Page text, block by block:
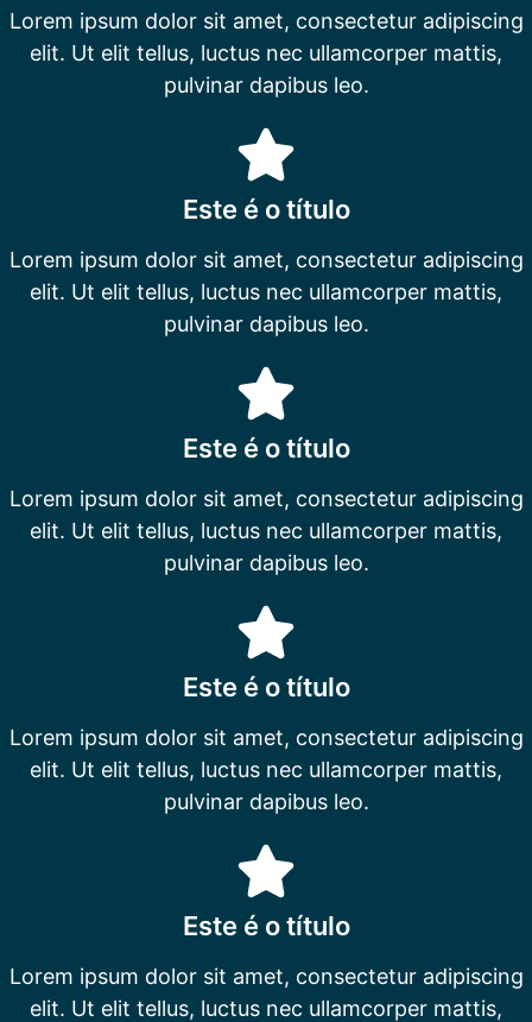
Lorem ipsum dolor sit amet, consectetur adipiscing
elit. Ut elit tellus, luctus nec ullamcorper mattis,
pulvinar dapibus leo.
Este é o título
Lorem ipsum dolor sit amet, consectetur adipiscing
elit. Ut elit tellus, luctus nec ullamcorper mattis,
pulvinar dapibus leo.
Este é o título
Lorem ipsum dolor sit amet, consectetur adipiscing
elit. Ut elit tellus, luctus nec ullamcorper mattis,
pulvinar dapibus leo.
Este é o título
Lorem ipsum dolor sit amet, consectetur adipiscing
elit. Ut elit tellus, luctus nec ullamcorper mattis,
pulvinar dapibus leo.
Este é o título
Lorem ipsum dolor sit amet, consectetur adipiscing
elit. Ut elit tellus, luctus nec ullamcorper mattis,